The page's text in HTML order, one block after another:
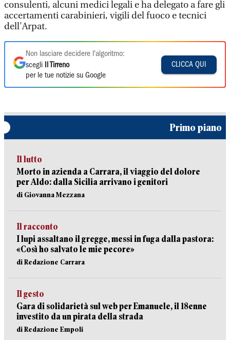
consulenti, alcuni medici legali e ha delegato a fare gli
accertamenti carabinieri, vigili del fuoco e tecnici
dell'Arpat.
Non lasciare decidere l'algoritmo:
scegli
Il Tirreno
per le tue notizie su Google
CLICCA QUI
Primo piano
Il lutto
Morto in azienda a Carrara, il viaggio del dolore
per Aldo: dalla Sicilia arrivano i genitori
di Giovanna Mezzana
Il racconto
I lupi assaltano il gregge, messi in fuga dalla pastora:
«Così ho salvato le mie pecore»
di Redazione Carrara
Il gesto
Gara di solidarietà sul web per Emanuele, il 18enne
investito da un pirata della strada
di Redazione Empoli